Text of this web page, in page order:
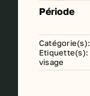
Période
Catégorie(s):
Etiquette(s):
visage